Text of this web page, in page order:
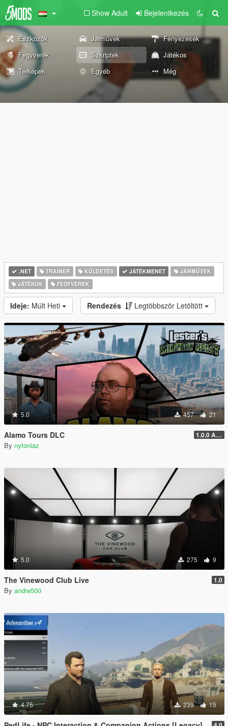
Show Adult Bejelentkezés
Eszközök Járművek
Fényezések
Fegyverek
Szkriptek
Játékos
Térképek
Egyéb Még
.NET TRAINER KÜLDETÉS JÁTÉKMENET
JÁRMŰVEK
JÁTÉKOS
FEGYVEREK
Ideje: Múlt Heti Rendezés Legtöbbször Letöltött
5.0 457 21
Alamo Tours DLC 1.0.0 Alpha
By nytoniaz
5.0 275 9
The Vinewood Club Live 1.0
By andre500
4.75 239 15